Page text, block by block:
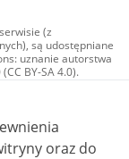
(z
są udostępniane
uznanie autorstwa
BY-SA 4.0).
materiały
licencji typu
użycie
4.0 (CC BY-
inaczej.
oraz do